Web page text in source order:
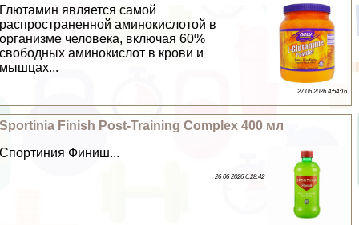
Глютамин является самой
распространенной аминокислотой в
организме человека, включая 60%
свободных аминокислот в крови и
мышцах...
27 06 2026 4:54:16
Sportinia Finish Post-Training Complex 400 мл
Спортиния Финиш...
26 06 2026 6:28:42